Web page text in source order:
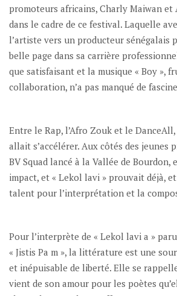
promoteurs africains, Charly Maiwan et
dans le cadre de ce festival. Laquelle
l’artiste vers un producteur sénégalais
belle page dans sa carrière
que satisfaisant et la musique « Boy »,
collaboration, n’a pas manqué de
Entre le Rap, l’Afro Zouk et le DanceAll,
allait s’accélérer. Aux côtés des jeunes
BV Squad lancé à la Vallée de Bourdon,
impact, et « Lekol lavi » prouvait déjà, et
talent pour l’interprétation et la
Pour l’interprète de « Lekol lavi a »
« Jistis Pa m », la littérature est une
et inépuisable de liberté. Elle se
vient de son amour pour les poètes